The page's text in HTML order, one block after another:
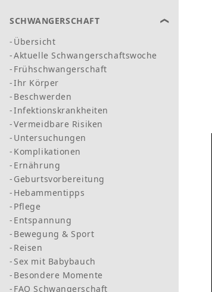
SCHWANGERSCHAFT
Übersicht
Aktuelle Schwangerschaftswoche
Frühschwangerschaft
Ihr Körper
Beschwerden
Infektionskrankheiten
Vermeidbare Risiken
Untersuchungen
Komplikationen
Ernährung
Geburtsvorbereitung
Hebammentipps
Pflege
Entspannung
Bewegung & Sport
Reisen
Sex mit Babybauch
Besondere Momente
FAQ Schwangerschaft